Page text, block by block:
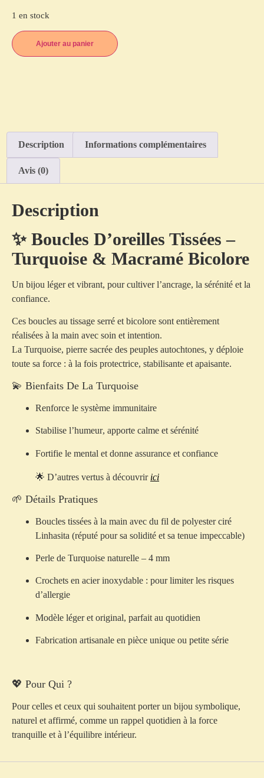
1 en stock
Ajouter au panier
Description Informations complémentaires
Avis (0)
Description
✨ Boucles D’oreilles Tissées –
Turquoise & Macramé Bicolore
Un bijou léger et vibrant, pour cultiver l’ancrage, la sérénité et la
confiance.
Ces boucles au tissage serré et bicolore sont entièrement
réalisées à la main avec soin et intention.
La Turquoise, pierre sacrée des peuples autochtones, y déploie
toute sa force : à la fois protectrice, stabilisante et apaisante.
💫 Bienfaits De La Turquoise
Renforce le système immunitaire
Stabilise l’humeur, apporte calme et sérénité
Fortifie le mental et donne assurance et confiance
🌟 D’autres vertus à découvrir ici
🌱 Détails Pratiques
Boucles tissées à la main avec du fil de polyester ciré
Linhasita (réputé pour sa solidité et sa tenue impeccable)
Perle de Turquoise naturelle – 4 mm
Crochets en acier inoxydable : pour limiter les risques
d’allergie
Modèle léger et original, parfait au quotidien
Fabrication artisanale en pièce unique ou petite série
💖 Pour Qui ?
Pour celles et ceux qui souhaitent porter un bijou symbolique,
naturel et affirmé, comme un rappel quotidien à la force
tranquille et à l’équilibre intérieur.